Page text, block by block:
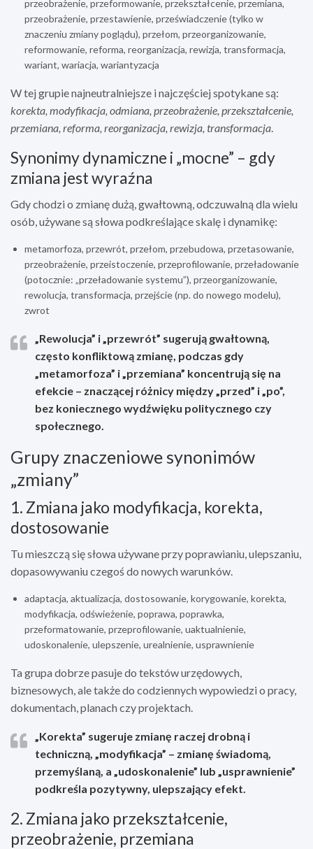
przeobrażenie, przeformowanie, przekształcenie, przemiana,
przeobrażenie, przestawienie, przeświadczenie (tylko w
znaczeniu zmiany poglądu), przełom, przeorganizowanie,
reformowanie, reforma, reorganizacja, rewizja, transformacja,
wariant, wariacja, wariantyzacja
W tej grupie najneutralniejsze i najczęściej spotykane są:
korekta, modyfikacja, odmiana, przeobrażenie, przekształcenie,
przemiana, reforma, reorganizacja, rewizja, transformacja
Synonimy dynamiczne i „mocne” – gdy
zmiana jest wyraźna
Gdy chodzi o zmianę dużą, gwałtowną, odczuwalną dla wielu
osób, używane są słowa podkreślające skalę i dynamikę:
metamorfoza, przewrót, przełom, przebudowa, przetasowanie,
przeobrażenie, przeistoczenie, przeprofilowanie, przeładowanie
(potocznie: „przeładowanie systemu”), przeorganizowanie,
rewolucja, transformacja, przejście (np. do nowego modelu),
zwrot
„Rewolucja” i „przewrót” sugerują gwałtowną,
często konfliktową zmianę, podczas gdy
„metamorfoza” i „przemiana” koncentrują się na
efekcie – znaczącej różnicy między „przed” i „po”,
bez koniecznego wydźwięku politycznego czy
społecznego.
Grupy znaczeniowe synonimów
„zmiany”
1. Zmiana jako modyfikacja, korekta,
dostosowanie
Tu mieszczą się słowa używane przy poprawianiu, ulepszaniu,
dopasowywaniu czegoś do nowych warunków.
adaptacja, aktualizacja, dostosowanie, korygowanie, korekta,
modyfikacja, odświeżenie, poprawa, poprawka,
przeformatowanie, przeprofilowanie, uaktualnienie,
udoskonalenie, ulepszenie, urealnienie, usprawnienie
Ta grupa dobrze pasuje do tekstów urzędowych,
biznesowych, ale także do codziennych wypowiedzi o pracy,
dokumentach, planach czy projektach.
„Korekta” sugeruje zmianę raczej drobną i
techniczną,
„modyfikacja” – zmianę świadomą,
przemyślaną, a „udoskonalenie” lub „usprawnienie”
podkreśla pozytywny, ulepszający efekt.
2. Zmiana jako przekształcenie,
przeobrażenie, przemiana